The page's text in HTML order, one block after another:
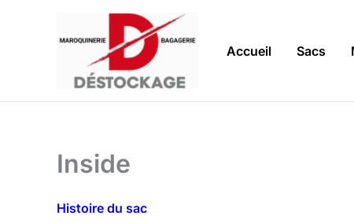
Accueil Sacs
Inside
Histoire du sac